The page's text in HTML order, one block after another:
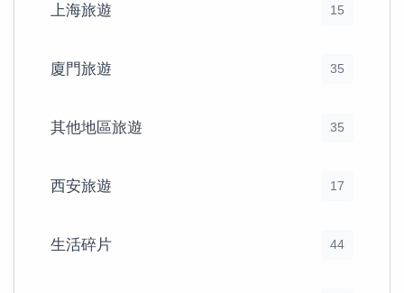
上海旅遊 15
廈門旅遊 35
其他地區旅遊 35
西安旅遊 17
生活碎片 44